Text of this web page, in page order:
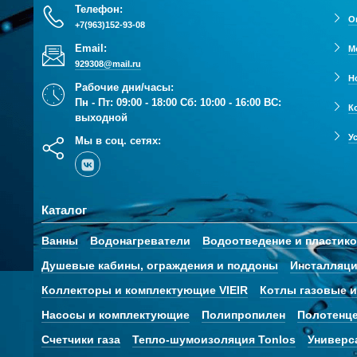
Телефон:
+7(963)152-93-08
Email:
929308@mail.ru
Рабочие дни/часы:
Пн - Пт: 09:00 - 18:00 Сб: 10:00 - 16:00 ВС:
выходной
Мы в соц. сетях:
Каталог
Ванны Водонагреватели Водоотведение и
Душевые кабины, ограждения и поддоны
Коллекторы и комплектующие VIEIR
Котлы газовые
Насосы и комплектующие
Полипропилен
Счетчики газа
Тепло-шумоизоляция Tonlos